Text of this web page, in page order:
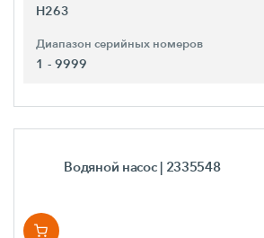
H263
Диапазон серийных номеров
1 - 9999
Водяной насос | 2335548